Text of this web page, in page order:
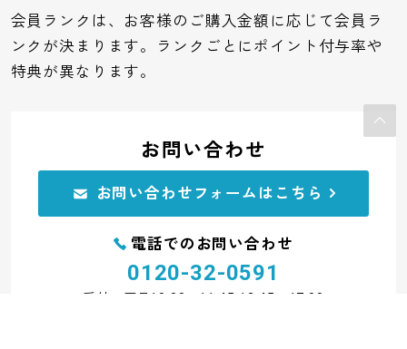
会員ランクは、お客様のご購入金額に応じて会員ラ
ンクが決まります。ランクごとにポイント付与率や
特典が異なります。
お問い合わせ
お問い合わせフォームはこちら
電話でのお問い合わせ
0120-32-0591
受付：平日10:00～11:45 12:45～17:00